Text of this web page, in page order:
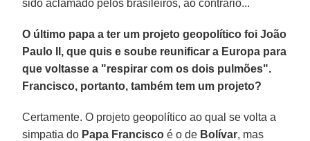
sido aclamado pelos brasileiros, ao contrário...
O último papa a ter um projeto geopolítico foi João
Paulo II, que quis e soube reunificar a Europa para
que voltasse a "respirar com os dois pulmões".
Francisco, portanto, também tem um projeto?
Certamente. O projeto geopolítico ao qual se volta a
simpatia do Papa Francisco é o de Bolívar, mas